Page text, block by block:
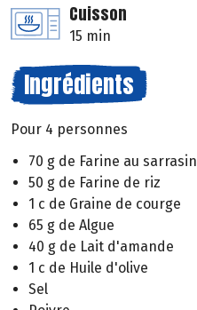
Cuisson
15 min
Ingrédients
Pour 4 personnes
70 g de Farine au sarrasin
50 g de Farine de riz
1 c de Graine de courge
65 g de Algue
40 g de Lait d'amande
1 c de Huile d'olive
Sel